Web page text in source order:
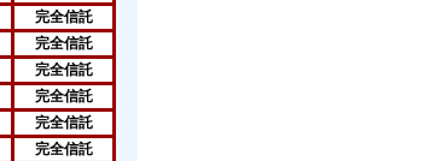
完全信託
完全信託
完全信託
完全信託
完全信託
完全信託